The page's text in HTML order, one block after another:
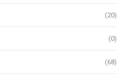
(20)
(0)
(68)